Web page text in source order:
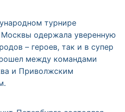
турнире
одержала уверенную
– героев, так и в супер
между командами
и Приволжским